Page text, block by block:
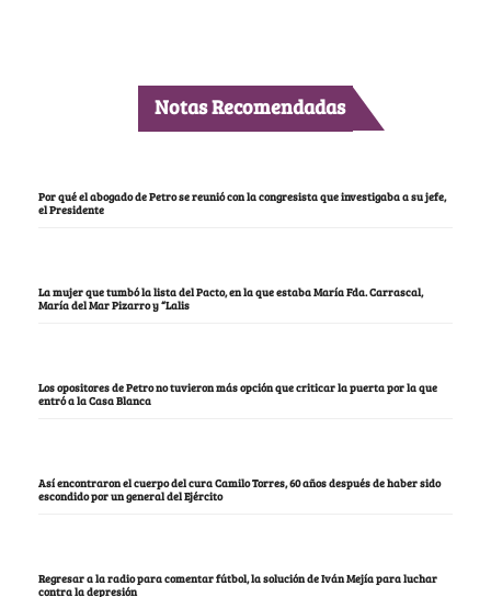
Notas Recomendadas
Por qué el abogado de Petro se reunió con la congresista que investigaba a su jefe,
el Presidente
La mujer que tumbó la lista del Pacto, en la que estaba María Fda. Carrascal,
María del Mar Pizarro y “Lalis
Los opositores de Petro no tuvieron más opción que criticar la puerta por la que
entró a la Casa Blanca
Así encontraron el cuerpo del cura Camilo Torres, 60 años después de haber sido
escondido por un general del Ejército
Regresar a la radio para comentar fútbol, la solución de Iván Mejía para luchar
contra la depresión